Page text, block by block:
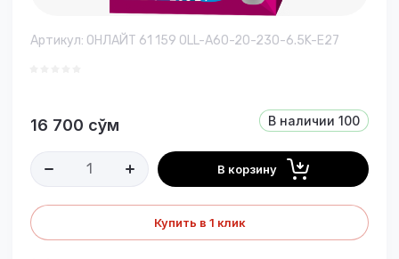
Артикул: ОНЛАЙТ 61 159 OLL-A60-20-230-6.5K-E27
В наличии 100
16 700 сўм
В корзину
Купить в 1 клик